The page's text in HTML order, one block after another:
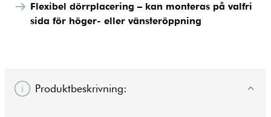
Flexibel dörrplacering – kan monteras på valfri
sida för höger- eller vänsteröppning
Produktbeskrivning: